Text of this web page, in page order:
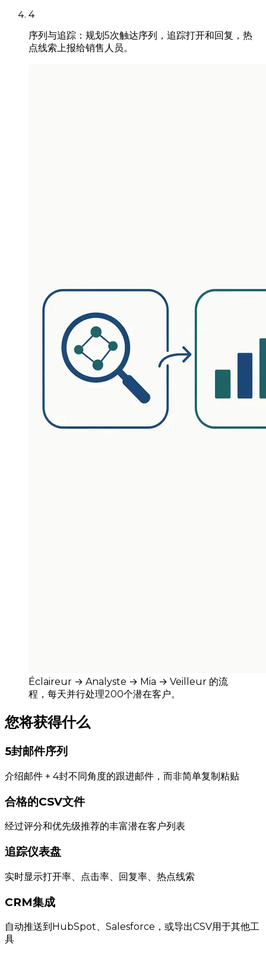
4
序列与追踪：规划5次触达序列，追踪打开和回复，热
点线索上报给销售人员。
Éclaireur → Analyste → Mia → Veilleur 的流
程，每天并行处理200个潜在客户。
您将获得什么
5封邮件序列
介绍邮件 + 4封不同角度的跟进邮件，而非简单复制粘贴
合格的CSV文件
经过评分和优先级推荐的丰富潜在客户列表
追踪仪表盘
实时显示打开率、点击率、回复率、热点线索
CRM集成
自动推送到HubSpot、Salesforce，或导出CSV用于其他工
具